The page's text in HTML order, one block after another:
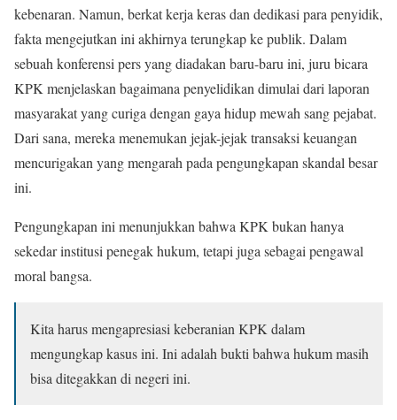
kebenaran. Namun, berkat kerja keras dan dedikasi para penyidik,
fakta mengejutkan ini akhirnya terungkap ke publik. Dalam
sebuah konferensi pers yang diadakan baru-baru ini, juru bicara
KPK menjelaskan bagaimana penyelidikan dimulai dari laporan
masyarakat yang curiga dengan gaya hidup mewah sang pejabat.
Dari sana, mereka menemukan jejak-jejak transaksi keuangan
mencurigakan yang mengarah pada pengungkapan skandal besar
ini.
Pengungkapan ini menunjukkan bahwa KPK bukan hanya
sekedar institusi penegak hukum, tetapi juga sebagai pengawal
moral bangsa.
Kita harus mengapresiasi keberanian KPK dalam
mengungkap kasus ini. Ini adalah bukti bahwa hukum masih
bisa ditegakkan di negeri ini.